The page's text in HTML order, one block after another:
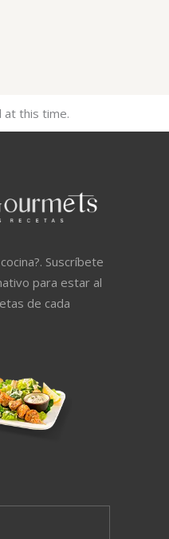
at this time.
Suscríbete
para estar al
de cada